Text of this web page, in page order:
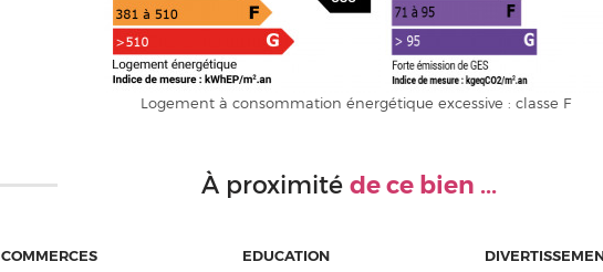
Logement à consommation énergétique excessive : classe F
À proximitéde ce bien ...
COMMERCES EDUCATION